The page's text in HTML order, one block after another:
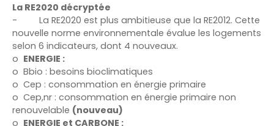
La RE2020 décryptée
-
La RE2020 est plus ambitieuse que la RE2012. Cette
nouvelle norme environnementale évalue les logements
selon 6 indicateurs, dont 4 nouveaux.
o ENERGIE :
o Bbio : besoins bioclimatiques
o Cep : consommation en énergie primaire
o Cep,nr : consommation en énergie primaire non
renouvelable (nouveau)
o ENERGIE et CARBONE :